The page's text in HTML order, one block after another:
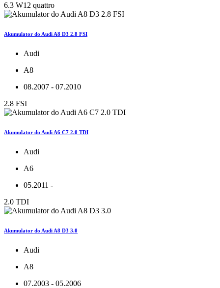
6.3 W12 quattro
Akumulator do Audi A8 D3 2.8 FSI
Audi
A8
08.2007 - 07.2010
2.8 FSI
Akumulator do Audi A6 C7 2.0 TDI
Audi
A6
05.2011 -
2.0 TDI
Akumulator do Audi A8 D3 3.0
Audi
A8
07.2003 - 05.2006